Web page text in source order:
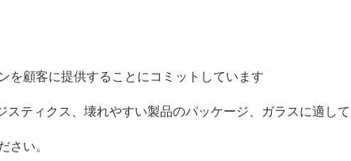
を顧客に提供することにコミットしています
ティクス、壊れやすい製品のパッケージ、ガラスに適し
さい。